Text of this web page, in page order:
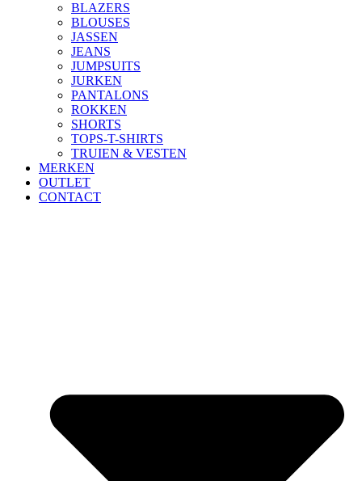
BLAZERS
BLOUSES
JASSEN
JEANS
JUMPSUITS
JURKEN
PANTALONS
ROKKEN
SHORTS
TOPS-T-SHIRTS
TRUIEN & VESTEN
MERKEN
OUTLET
CONTACT